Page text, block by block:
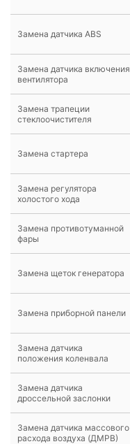
Замена датчика ABS
Замена датчика включения
вентилятора
Замена трапеции
стеклоочистителя
Замена стартера
Замена регулятора
холостого хода
Замена противотуманной
фары
Замена щеток генератора
Замена приборной панели
Замена датчика
положения коленвала
Замена датчика
дроссельной заслонки
Замена датчика массового
расхода воздуха (ДМРВ)